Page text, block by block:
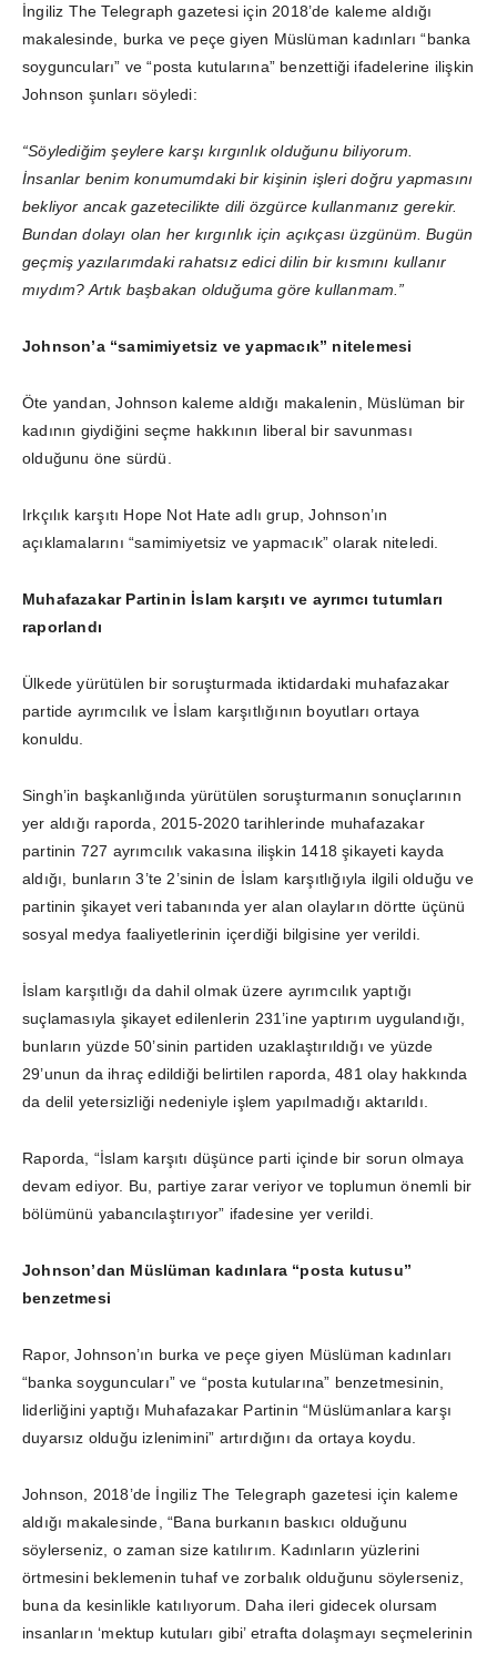
İngiliz The Telegraph gazetesi için 2018’de kaleme aldığı
makalesinde, burka ve peçe giyen Müslüman kadınları “banka
soyguncuları” ve “posta kutularına” benzettiği ifadelerine ilişkin
Johnson şunları söyledi:
“Söylediğim şeylere karşı kırgınlık olduğunu biliyorum.
İnsanlar benim konumumdaki bir kişinin işleri doğru yapmasını
bekliyor ancak gazetecilikte dili özgürce kullanmanız gerekir.
Bundan dolayı olan her kırgınlık için açıkçası üzgünüm. Bugün
geçmiş yazılarımdaki rahatsız edici dilin bir kısmını kullanır
mıydım? Artık başbakan olduğuma göre kullanmam.”
Johnson’a “samimiyetsiz ve yapmacık” nitelemesi
Öte yandan, Johnson kaleme aldığı makalenin, Müslüman bir
kadının giydiğini seçme hakkının liberal bir savunması
olduğunu öne sürdü.
Irkçılık karşıtı Hope Not Hate adlı grup, Johnson’ın
açıklamalarını “samimiyetsiz ve yapmacık” olarak niteledi.
Muhafazakar Partinin İslam karşıtı ve ayrımcı tutumları
raporlandı
Ülkede yürütülen bir soruşturmada iktidardaki muhafazakar
partide ayrımcılık ve İslam karşıtlığının boyutları ortaya
konuldu.
Singh’in başkanlığında yürütülen soruşturmanın sonuçlarının
yer aldığı raporda, 2015-2020 tarihlerinde muhafazakar
partinin 727 ayrımcılık vakasına ilişkin 1418 şikayeti kayda
aldığı, bunların 3’te 2’sinin de İslam karşıtlığıyla ilgili olduğu ve
partinin şikayet veri tabanında yer alan olayların dörtte üçünü
sosyal medya faaliyetlerinin içerdiği bilgisine yer verildi.
İslam karşıtlığı da dahil olmak üzere ayrımcılık yaptığı
suçlamasıyla şikayet edilenlerin 231’ine yaptırım uygulandığı,
bunların yüzde 50’sinin partiden uzaklaştırıldığı ve yüzde
29’unun da ihraç edildiği belirtilen raporda, 481 olay hakkında
da delil yetersizliği nedeniyle işlem yapılmadığı aktarıldı.
Raporda, “İslam karşıtı düşünce parti içinde bir sorun olmaya
devam ediyor. Bu, partiye zarar veriyor ve toplumun önemli bir
bölümünü yabancılaştırıyor” ifadesine yer verildi.
Johnson’dan Müslüman kadınlara “posta kutusu”
benzetmesi
Rapor, Johnson’ın burka ve peçe giyen Müslüman kadınları
“banka soyguncuları” ve “posta kutularına” benzetmesinin,
liderliğini yaptığı Muhafazakar Partinin “Müslümanlara karşı
duyarsız olduğu izlenimini” artırdığını da ortaya koydu.
Johnson, 2018’de İngiliz The Telegraph gazetesi için kaleme
aldığı makalesinde, “Bana burkanın baskıcı olduğunu
söylerseniz, o zaman size katılırım. Kadınların yüzlerini
örtmesini beklemenin tuhaf ve zorbalık olduğunu söylerseniz,
buna da kesinlikle katılıyorum. Daha ileri gidecek olursam
insanların ‘mektup kutuları gibi’ etrafta dolaşmayı seçmelerinin